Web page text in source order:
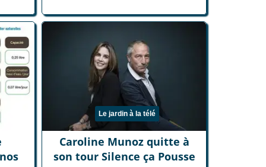
Le jardin à la télé
Caroline Munoz quitte à
son tour Silence ça Pousse